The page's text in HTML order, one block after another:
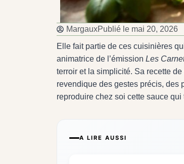
MargauxPublié le mai 20, 2026
Elle fait partie de ces cuisinières
animatrice de l’émission Les
terroir et la simplicité. Sa recette
revendique des gestes précis, des
reproduire chez soi cette sauce
A LIRE AUSSI